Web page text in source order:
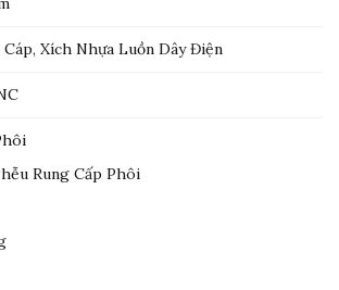
Xích Nhựa Luồn Dây Điện
Rung Cấp Phôi